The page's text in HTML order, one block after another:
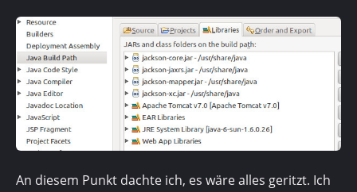
An diesem Punkt dachte ich, es wäre alles geritzt. Ich